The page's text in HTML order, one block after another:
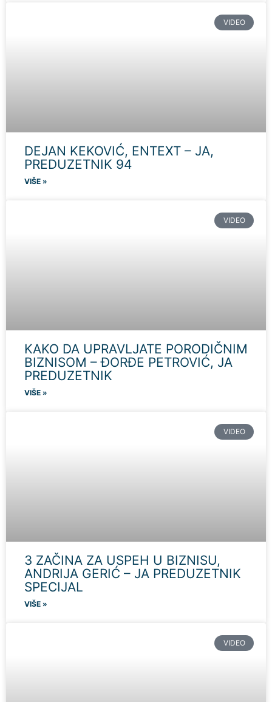
VIDEO
DEJAN KEKOVIĆ, ENTEXT – JA,
PREDUZETNIK 94
VIŠE »
VIDEO
KAKO DA UPRAVLJATE PORODIČNIM
BIZNISOM – ĐORĐE PETROVIĆ, JA
PREDUZETNIK
VIŠE »
VIDEO
3 ZAČINA ZA USPEH U BIZNISU,
ANDRIJA GERIĆ – JA PREDUZETNIK
SPECIJAL
VIŠE »
VIDEO